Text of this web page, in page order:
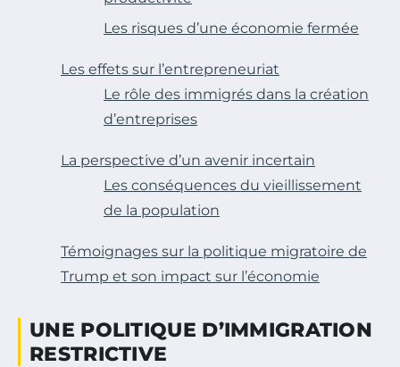
Les risques d’une économie fermée
Les effets sur l’entrepreneuriat
Le rôle des immigrés dans la création
d’entreprises
La perspective d’un avenir incertain
Les conséquences du vieillissement
de la population
Témoignages sur la politique migratoire de
Trump et son impact sur l’économie
UNE POLITIQUE D’IMMIGRATION
RESTRICTIVE